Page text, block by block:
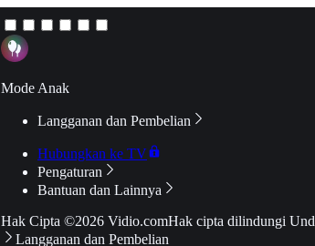
Mode Anak
Langganan dan Pembelian
Hubungkan ke TV
Pengaturan
Bantuan dan Lainnya
Hak Cipta ©2026 Vidio.comHak cipta dilindungi
Langganan dan Pembelian